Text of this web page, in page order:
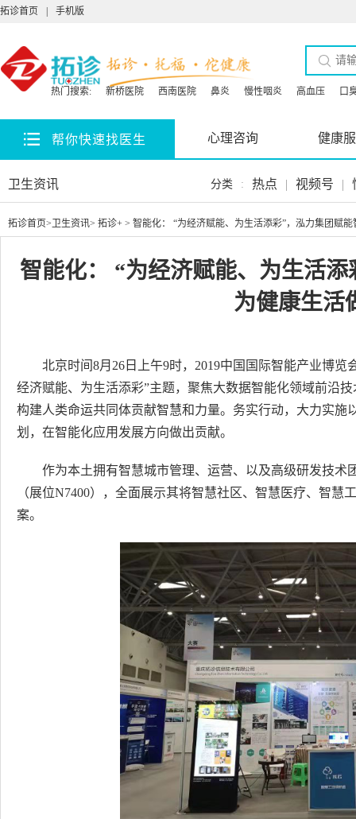
拓诊首页 手机版
热门搜索: 新桥医院 西南医院 鼻炎 慢性咽炎 高血压 口
帮你快速找医生 心理咨询 健康
卫生资讯 分类 : 热点 | 视频号 |
拓诊首页> 卫生资讯> 拓诊+ > 智能化： “为经济赋能、为生活添彩”，泓力集团赋
智能化： “为经济赋能、为生活
为健康生活
北京时间8月26日上午9时，2019中国国际智能产业博
经济赋能、为生活添彩”主题，聚焦大数据智能化领域前沿
构建人类命运共同体贡献智慧和力量。务实行动，大力实
划，在智能化应用发展方向做出贡献。
作为本土拥有智慧城市管理、运营、以及高级研发技术
（展位N7400），全面展示其将智慧社区、智慧医疗、智
案。